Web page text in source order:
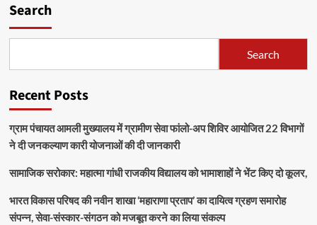
Search
Search
Recent Posts
ग्राम पंचायत आमली मुख्यालय में ग्रामीण सेवा फांलो-अप शिविर आयोजित 22 विभागों
ने दी जनकल्याण कारी योजनाओं की दी जानकारी
सामाजिक सरोकार: महात्मा गांधी राजकीय विद्यालय को भामाशाहों ने भेंट किए दो कूलर,
भारत विकास परिषद की नवीन शाखा ‘महाराणा प्रताप’ का दायित्व ग्रहण समारोह
संपन्न, सेवा-संस्कार-संगठन को मजबूत करने का लिया संकल्प